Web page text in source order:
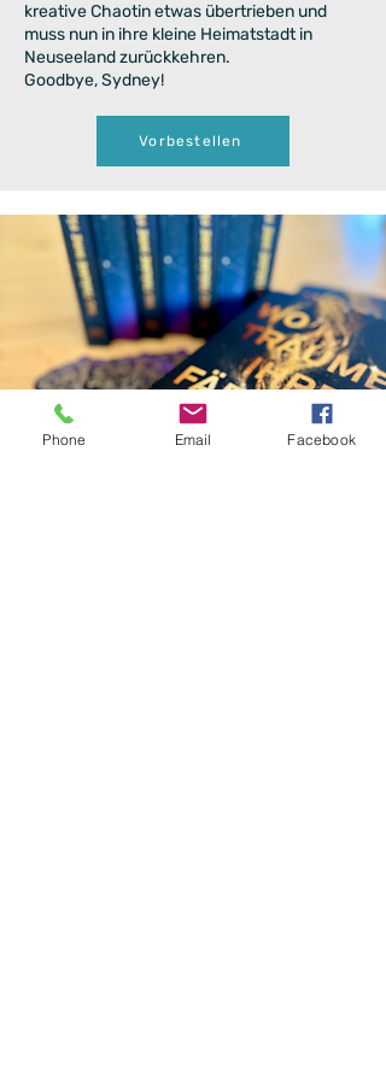
kreative Chaotin etwas übertrieben und
muss nun in ihre kleine Heimatstadt in
Neuseeland zurückkehren.
Goodbye, Sydney!
Vorbestellen
Phone Email Facebook